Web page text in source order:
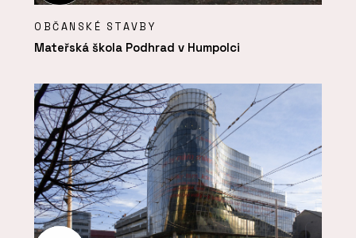
OBČANSKÉ STAVBY
Mateřská škola Podhrad v Humpolci